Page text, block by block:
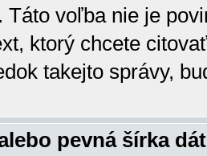
Táto voľba nie je
ktorý chcete
takejto správy,
pevná šírka